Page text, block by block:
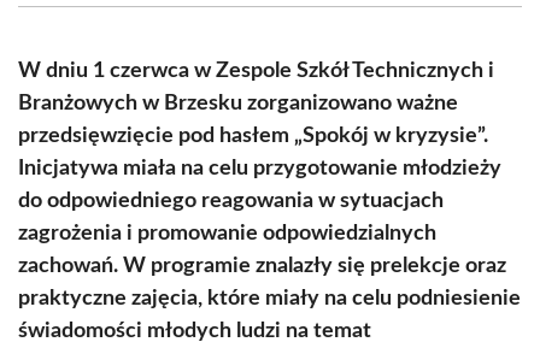
(Twitter)
W dniu 1 czerwca w Zespole Szkół Technicznych i
Branżowych w Brzesku zorganizowano ważne
przedsięwzięcie pod hasłem „Spokój w kryzysie”.
Inicjatywa miała na celu przygotowanie młodzieży
do odpowiedniego reagowania w sytuacjach
zagrożenia i promowanie odpowiedzialnych
zachowań. W programie znalazły się prelekcje oraz
praktyczne zajęcia, które miały na celu podniesienie
świadomości młodych ludzi na temat